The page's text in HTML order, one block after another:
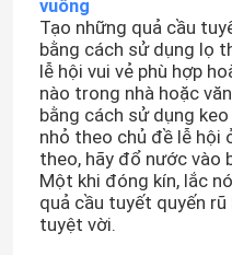
vuông
Tạo những quả cầu
bằng cách sử dụng lọ
lễ hội vui vẻ phù hợp
nào trong nhà hoặc
bằng cách sử dụng
nhỏ theo chủ đề lễ hội
theo, hãy đổ nước vào
Một khi đóng kín, lắc
quả cầu tuyết quyến
tuyệt vời.